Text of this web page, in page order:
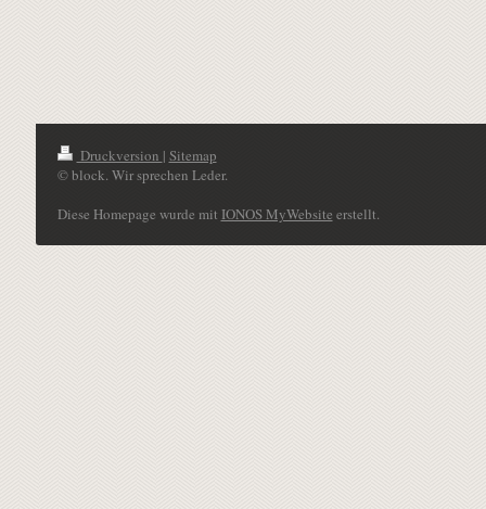
Druckversion | Sitemap
© block. Wir sprechen Leder.
Diese Homepage wurde mit IONOS MyWebsite erstellt.